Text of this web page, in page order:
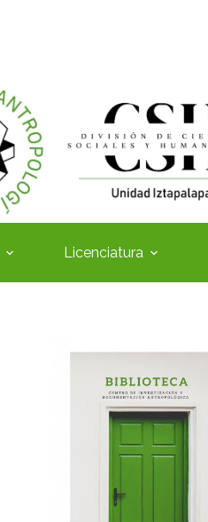
Licenciatura